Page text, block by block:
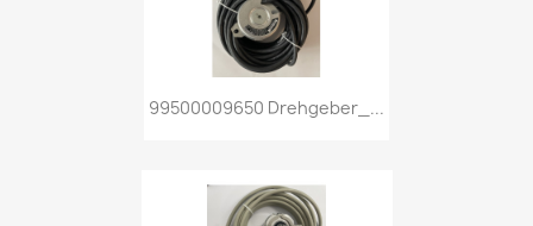
99500009650 Drehgeber_...